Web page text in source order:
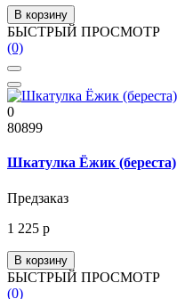
В корзину
БЫСТРЫЙ ПРОСМОТР
(0)
0
80899
Шкатулка Ёжик (береста)
Предзаказ
1 225 р
В корзину
БЫСТРЫЙ ПРОСМОТР
(0)